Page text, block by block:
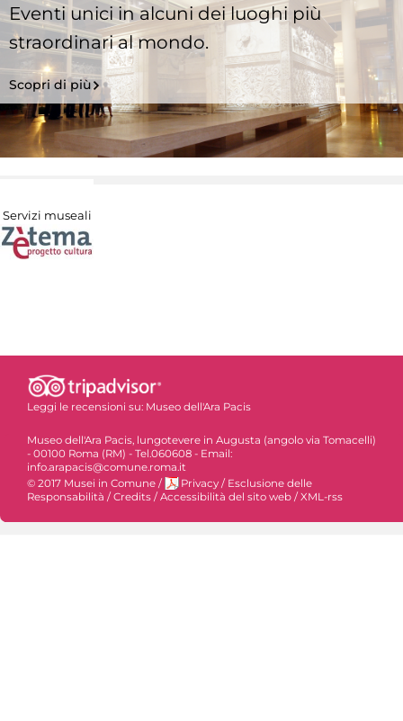
Eventi unici in alcuni dei luoghi più
straordinari al mondo.
Scopri di più
Servizi museali
Leggi le recensioni su: Museo dell'Ara Pacis
Museo dell'Ara Pacis, lungotevere in Augusta (angolo via Tomacelli)
- 00100 Roma (RM) - Tel.060608 - Email:
info.arapacis@comune.roma.it
© 2017 Musei in Comune / Privacy / Esclusione delle
Responsabilità /Credits /Accessibilità del sito web /XML-rss